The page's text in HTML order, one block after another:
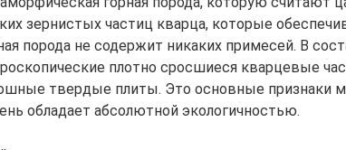
зернистых частиц кварца, которые
порода не содержит никаких примесей. В
плотно сросшиеся кварцевые
твердые плиты. Это основные признаки
обладает абсолютной экологичностью.